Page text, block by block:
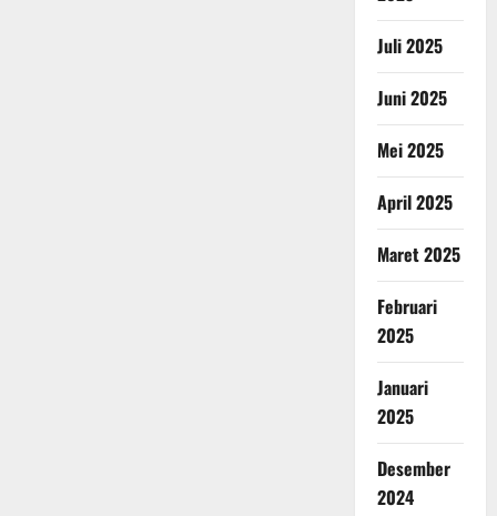
Juli 2025
Juni 2025
Mei 2025
April 2025
Maret 2025
Februari
2025
Januari
2025
Desember
2024